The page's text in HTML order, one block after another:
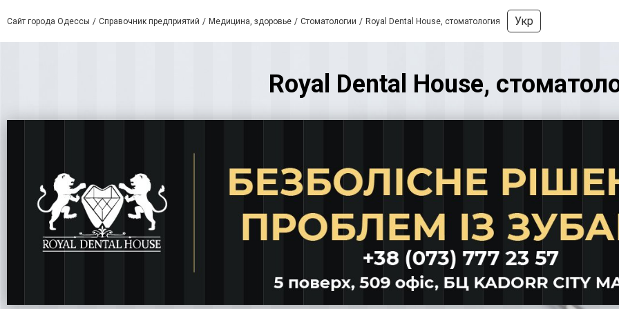
Сайт города Одессы Справочник предприятий Медицина, здоровье Стоматологии Royal Dental House, стоматология Укр
Royal Dental House,